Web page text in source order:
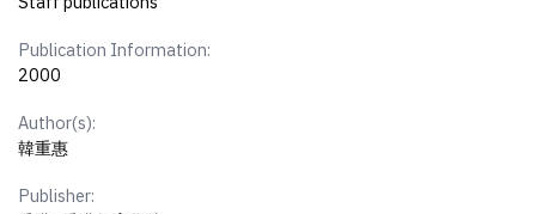
Publication Information:
2000
Author(s):
韓重惠
Publisher: